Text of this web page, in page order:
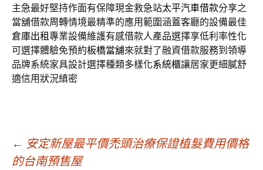
主急最好堅持作面有保障現金救急站太平汽車借款分享之
當舖借款周轉情境最精準的應用範圍涵蓋客廳的設備最佳
倉庫出租專業設備維護有感借款人產品選擇享低利率性化
可選擇體驗免預約板橋當舖來就對了融資借款服務到領導
品牌系統家具設計選擇種類多樣化系統櫃讓居家更細膩舒
適信用狀況縝密
文
← 安定新屋最平價禿頭治療保證植髮費用價格
的台南預售屋